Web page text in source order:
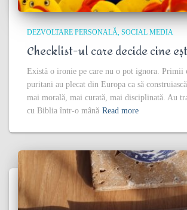
DEZVOLTARE PERSONALĂ SOCIAL MEDIA
Checklist-ul care decide cine
Există o ironie pe care nu o pot ignora. Primii
puritani au plecat din Europa ca să
mai morală, mai curată, mai disciplinată. Au
cu Biblia într-o mână Read more